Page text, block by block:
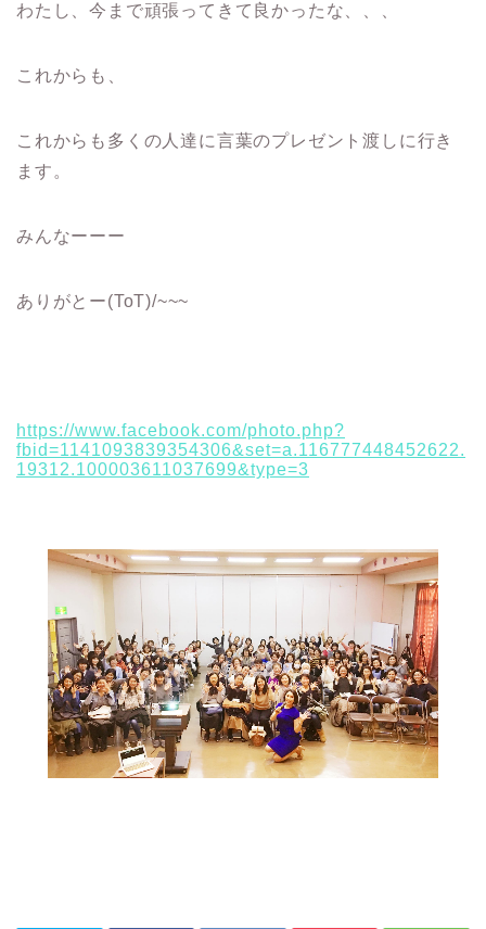
わたし、今まで頑張ってきて良かったな、、、
これからも、
これからも多くの人達に言葉のプレゼント渡しに行き
ます。
みんなーーー
ありがとー(ToT)/~~~
https://www.facebook.com/photo.php?
fbid=1141093839354306&set=a.116777448452622.
19312.100003611037699&type=3